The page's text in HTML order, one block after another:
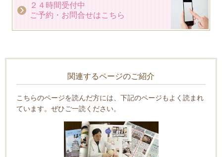
２４時間受付中
ご予約・お問合せはこちら
関連するページのご紹介
こちらのページを読んだ方には、下記のページもよく読まれ
ています。ぜひご一読ください。